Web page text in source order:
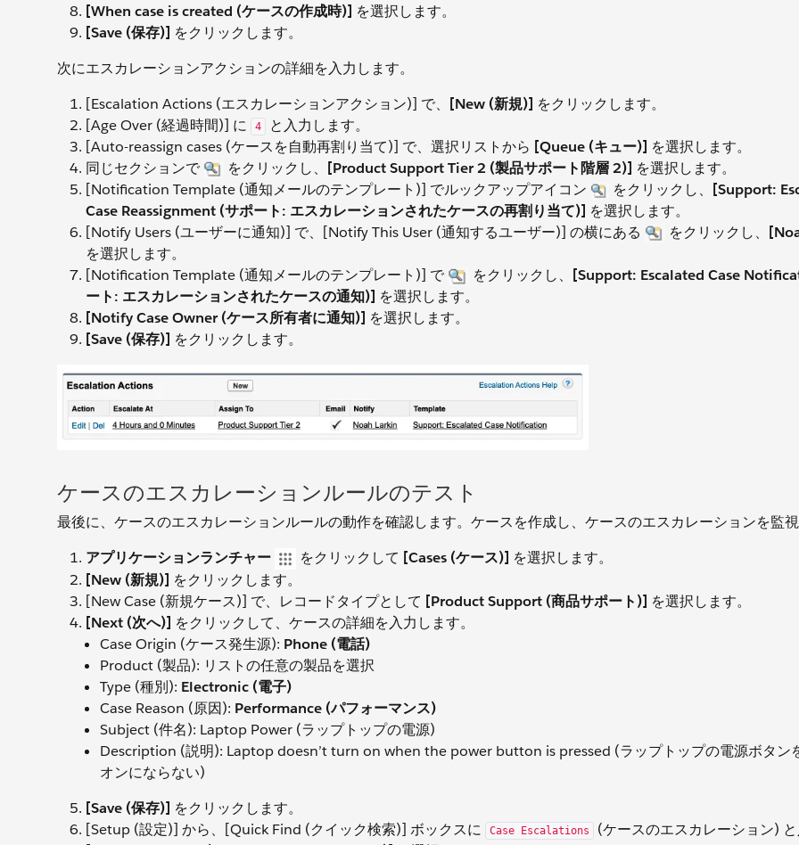
[When case is created (ケースの作成時)] を選択します。
[Save (保存)] をクリックします。
次にエスカレーションアクションの詳細を入力します。
[Escalation Actions (エスカレーションアクション)] で、 [New (新規)] をクリックします。
[Age Over (経過時間)] に
4
と入力します。
[Auto-reassign cases (ケースを自動再割り当て)] で、選択リストから [Queue (キュー)] を選択します。
同じセクションで
をクリックし、 [Product Support Tier 2 (製品サポート階層 2)] を選択します。
[Notification Template (通知メールのテンプレート)] でルックアップアイコン
をクリックし、 [Support:
Case Reassignment (サポート: エスカレーションされたケースの再割り当て)] を選択します。
[Notify Users (ユーザーに通知)] で、[Notify This User (通知するユーザー)] の横にある
をクリックし、
を選択します。
[Notification Template (通知メールのテンプレート)] で
をクリックし、 [Support: Escalated Case
ート: エスカレーションされたケースの通知)] を選択します。
[Notify Case Owner (ケース所有者に通知)] を選択します。
[Save (保存)] をクリックします。
ケースのエスカレーションルールのテスト
最後に、ケースのエスカレーションルールの動作を確認します。ケースを作成し、ケースのエスカレーションを監視
アプリケーションランチャー
をクリックして [Cases (ケース)] を選択します。
[New (新規)] をクリックします。
[New Case (新規ケース)] で、レコードタイプとして [Product Support (商品サポート)] を選択します。
[Next (次へ)] をクリックして、ケースの詳細を入力します。
Case Origin (ケース発生源): Phone (電話)
Product (製品): リストの任意の製品を選択
Type (種別): Electronic (電子)
Case Reason (原因): Performance (パフォーマンス)
Subject (件名): Laptop Power (ラップトップの電源)
Description (説明): Laptop doesn’t turn on when the power button is pressed (ラップトップの電源ボタン
オンにならない)
[Save (保存)] をクリックします。
[Setup (設定)] から、[Quick Find (クイック検索)] ボックスに
Case Escalations
(ケースのエスカレーション) と